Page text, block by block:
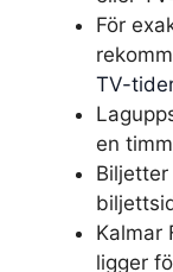
För
TV-tider
en
Kalmar
ligger